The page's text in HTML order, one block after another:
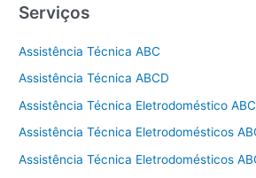
Serviços
Assistência Técnica ABC
Assistência Técnica ABCD
Assistência Técnica Eletrodoméstico ABC
Assistência Técnica Eletrodomésticos
Assistência Técnica Eletrodomésticos